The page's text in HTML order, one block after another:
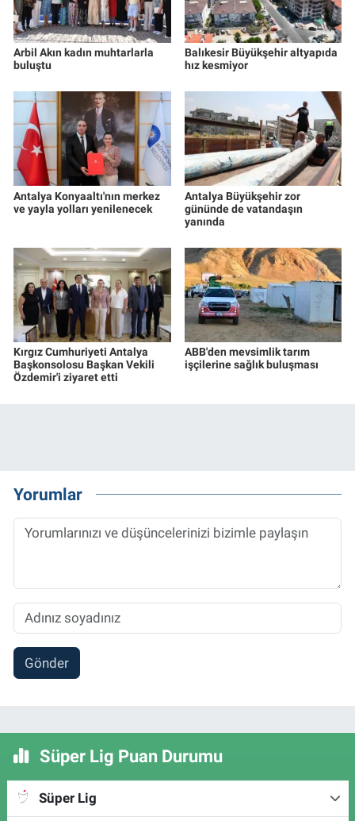
Arbil Akın kadın muhtarlarla
buluştu
Balıkesir Büyükşehir altyapıda
hız kesmiyor
Antalya Konyaaltı'nın merkez
ve yayla yolları yenilenecek
Antalya Büyükşehir zor
gününde de vatandaşın
yanında
Kırgız Cumhuriyeti Antalya
Başkonsolosu Başkan Vekili
Özdemir'i ziyaret etti
ABB'den mevsimlik tarım
işçilerine sağlık buluşması
Yorumlar
Gönder
Süper Lig Puan Durumu
Süper Lig